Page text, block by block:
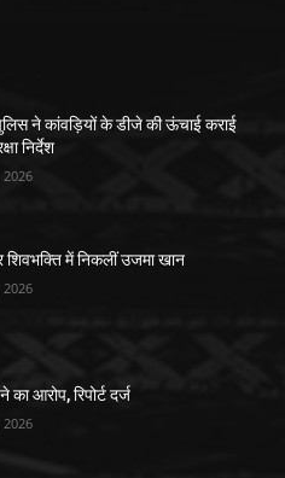
ने कांवड़ियों के डीजे की ऊंचाई कराई
निर्देश
में निकलीं उजमा खान
आरोप, रिपोर्ट दर्ज